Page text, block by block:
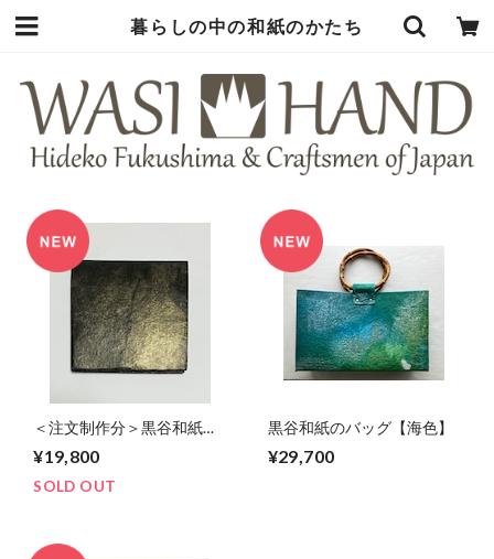
暮らしの中の和紙のかたち
＜注文制作分＞黒谷和紙の
折財布【黒曜】
¥19,800
SOLD OUT
黒谷和紙のバッグ【海色】
¥29,700